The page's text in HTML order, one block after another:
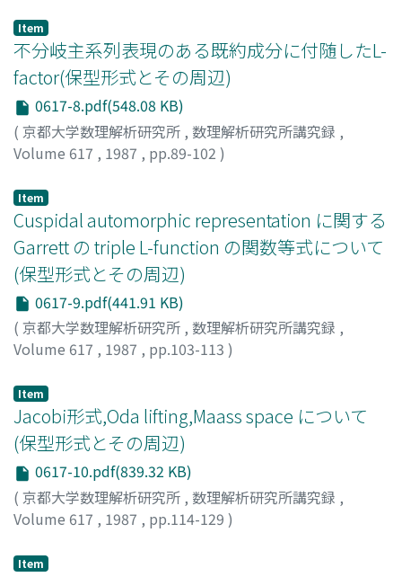
Item
不分岐主系列表現のある既約成分に付随したL-
factor(保型形式とその周辺)
0617-8.pdf(548.08 KB)
( 京都大学数理解析研究所 , 数理解析研究所講究録 ,
Volume 617 , 1987 , pp.89-102 )
Item
Cuspidal automorphic representation に関する
Garrett の triple L-function の関数等式について
(保型形式とその周辺)
0617-9.pdf(441.91 KB)
( 京都大学数理解析研究所 , 数理解析研究所講究録 ,
Volume 617 , 1987 , pp.103-113 )
Item
Jacobi形式,Oda lifting,Maass space について
(保型形式とその周辺)
0617-10.pdf(839.32 KB)
( 京都大学数理解析研究所 , 数理解析研究所講究録 ,
Volume 617 , 1987 , pp.114-129 )
Item